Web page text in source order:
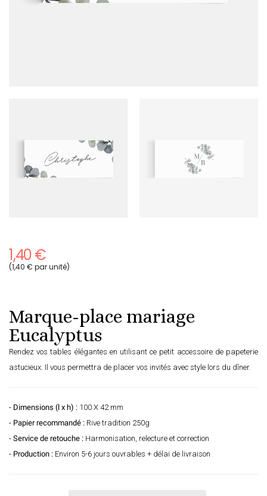
1,40 €
(1,40 € par unité)
Marque-place mariage
Eucalyptus
Rendez vos tables élégantes en utilisant ce petit accessoire de papeterie
astucieux. Il vous permettra de placer vos invités avec style lors du dîner.
- Dimensions (l x h) : 100 X 42 mm
- Papier recommandé : Rive tradition 250g
- Service de retouche : Harmonisation, relecture et correction
- Production : Environ 5-6 jours ouvrables + délai de livraison